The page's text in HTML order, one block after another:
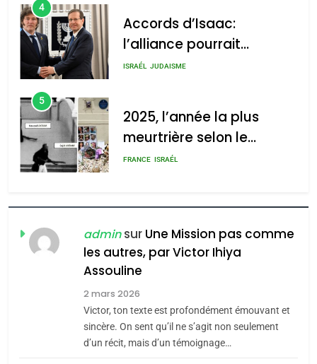
4
Accords d’Isaac:
l’alliance pourrait
s’étendre à 13 pays
ISRAÉL JUDAISME
5
2025, l’année la plus
meurtrière selon le
rapport d’ADL contre
FRANCE ISRAÉL
FIÈRE, DIGNE ET RÉSILIENTE :
POURQUOI JE REVENDIQUE
MA JUDAÏTE par Thérèse
Zrihen-Dvir
ISRAÉL JUDAISME
CE QUI NOUS MANQUE –
Jacques Hadida
JUDAISME
adminsur Une Mission pas comme
les autres, par Victor Ihiya
Assouline
2 mars 2026
Victor, ton texte est profondément émouvant et
sincère. On sent qu’il ne s’agit non seulement
d’un récit, mais d’un témoignage…